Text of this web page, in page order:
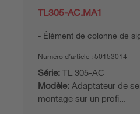
TL305-AC.MA1
Élément de colonne de
Numéro d’article : 50153014
Série: TL 305-AC
Modèle: Adaptateur de
montage sur un profi...